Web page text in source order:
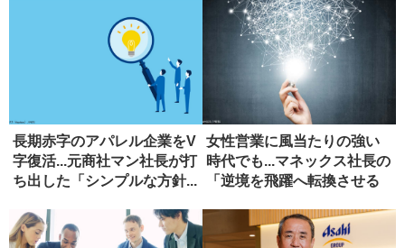
長期赤字のアパレル企業をV
字復活...元商社マン社長が打
ち出した「シンプルな方針...
女性営業に風当たりの強い
時代でも...マネックス社長の
「逆境を飛躍へ転換させる